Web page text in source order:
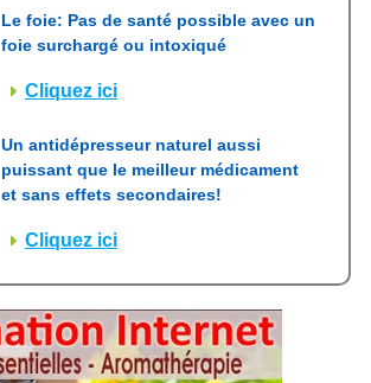
Le foie: Pas de santé possible avec un
foie surchargé ou intoxiqué
Cliquez ici
Un antidépresseur naturel aussi
puissant que le meilleur médicament
et sans effets secondaires!
Cliquez ici